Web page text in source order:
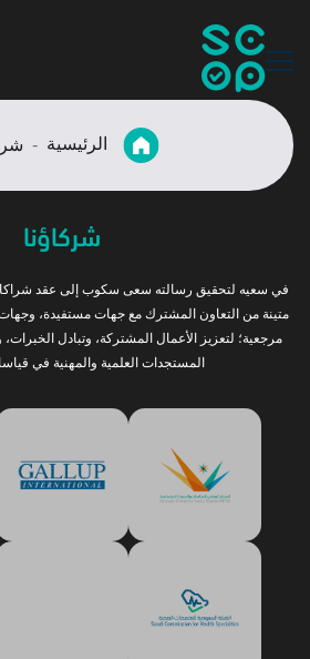
الرئيسية
شركاؤنا
في سعيه لتحقيق رسالته سعى سكوب إلى عقد
متينة من التعاون المشترك مع جهات مستفيدة،
مرجعية؛ لتعزيز الأعمال المشتركة، وتبادل
المستجدات العلمية والمهنية في